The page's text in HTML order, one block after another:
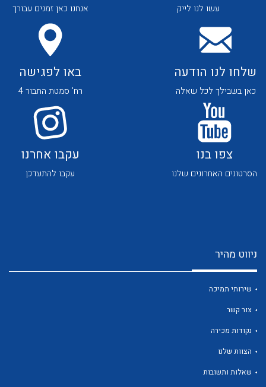
לכל מוצרי היצרן לכל מוצרי היצרן
עשו לנו לייק אנחנו כאן זמנים עבורך
שלחו לנו הודעה
כאן בשבילך לכל שאלה
באו לפגישה
רח' סמטת התבור 4
צפו בנו
הסרטונים האחרונים שלנו
עקבו אחרנו
עקבו להתעדכן
ניווט מהיר
שירותי תמיכה
צור קשר
נקודות מכירה
הצוות שלנו
שאלות ותשובות